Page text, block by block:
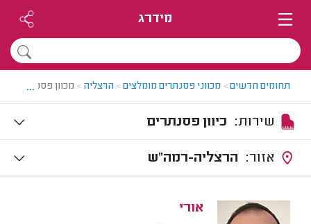
מידרג
תחומים חדשים> מכווני פסנתרים מומלצים> הרצליה > מכוון פסנתרים
...
כיוון פסנתרים
הרצליה-רמה"ש
אורי